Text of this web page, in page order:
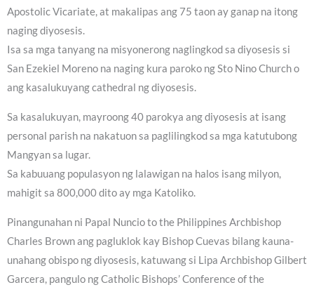
Apostolic Vicariate, at makalipas ang 75 taon ay ganap na itong
naging diyosesis.
Isa sa mga tanyang na misyonerong naglingkod sa diyosesis si
San Ezekiel Moreno na naging kura paroko ng Sto Nino Church o
ang kasalukuyang cathedral ng diyosesis.
Sa kasalukuyan, mayroong 40 parokya ang diyosesis at isang
personal parish na nakatuon sa paglilingkod sa mga katutubong
Mangyan sa lugar.
Sa kabuuang populasyon ng lalawigan na halos isang milyon,
mahigit sa 800,000 dito ay mga Katoliko.
Pinangunahan ni Papal Nuncio to the Philippines Archbishop
Charles Brown ang pagluklok kay Bishop Cuevas bilang kauna-
unahang obispo ng diyosesis, katuwang si Lipa Archbishop Gilbert
Garcera, pangulo ng Catholic Bishops’ Conference of the